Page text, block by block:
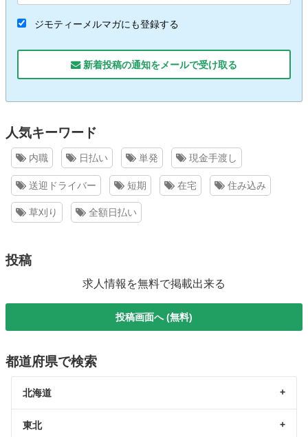
ジモティーメルマガにも登録する
新着投稿の通知をメールで受け取る
人気キーワード
内職 日払い 単発 現金手渡し
送迎ドライバー 短期 在宅 住み込み
草刈り 全額日払い
投稿
求人情報を無料で掲載出来る
投稿画面へ (無料)
都道府県で検索
北海道
東北